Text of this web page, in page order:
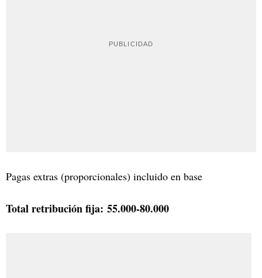
Pagas extras (proporcionales) incluido en base
Total retribución fija: 55.000-80.000